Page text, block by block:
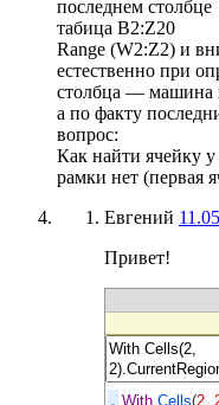
последнем столбце
табица В2:Z20
Range (W2:Z2) и
естественно при
столбца — машина
а по факту
вопрос:
Как найти ячейку у
рамки нет (первая
Евгений
Привет!
With Cells(2,